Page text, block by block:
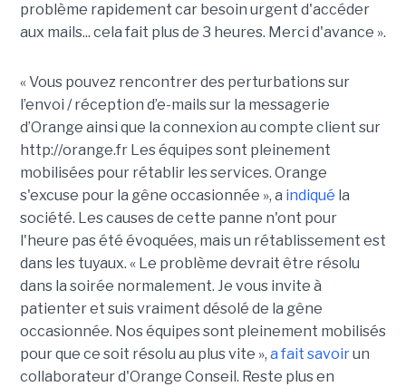
problème rapidement car besoin urgent d'accéder
aux mails... cela fait plus de 3 heures. Merci d'avance ».
« Vous pouvez rencontrer des perturbations sur
l’envoi / réception d’e-mails sur la messagerie
d’Orange ainsi que la connexion au compte client sur
http://orange.fr Les équipes sont pleinement
mobilisées pour rétablir les services. Orange
s'excuse pour la gêne occasionnée », a indiqué la
société. Les causes de cette panne n'ont pour
l'heure pas été évoquées, mais un rétablissement est
dans les tuyaux. « Le problème devrait être résolu
dans la soirée normalement. Je vous invite à
patienter et suis vraiment désolé de la gêne
occasionnée. Nos équipes sont pleinement mobilisés
pour que ce soit résolu au plus vite », a fait savoirun
collaborateur d'Orange Conseil. Reste plus en